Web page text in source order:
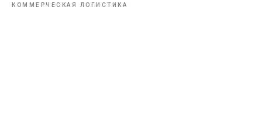
КОММЕРЧЕСКАЯ ЛОГИСТИКА